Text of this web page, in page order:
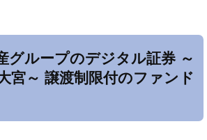
グループのデジタル証券 ～
宮～ 譲渡制限付のファンド